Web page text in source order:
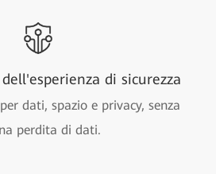
di sicurezza
dati, spazio e privacy, senza
perdita di dati.